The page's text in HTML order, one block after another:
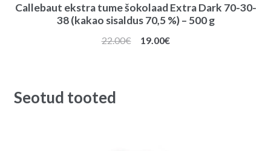
Callebaut ekstra tume šokolaad Extra Dark 70-30-
38 (kakao sisaldus 70,5 %) – 500 g
22.00€
Algne
19.00€Praegune
Seotud tooted